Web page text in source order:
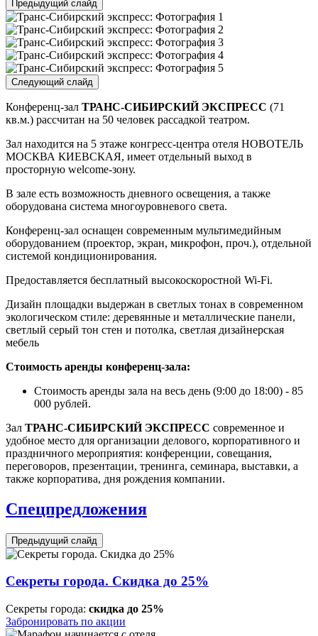
Предыдущий слайд
Следующий слайд
Конференц-зал ТРАНС-СИБИРСКИЙ ЭКСПРЕСС (71
кв.м.) рассчитан на 50 человек рассадкой театром.
Зал находится на 5 этаже конгресс-центра отеля НОВОТЕЛЬ
МОСКВА КИЕВСКАЯ, имеет отдельный выход в
просторную welcome-зону.
В зале есть возможность дневного освещения, а также
оборудована система многоуровневого света.
Конференц-зал оснащен современным мультимедийным
оборудованием (проектор, экран, микрофон, проч.), отдельной
системой кондиционирования.
Предоставляется бесплатный высокоскоростной Wi-Fi.
Дизайн площадки выдержан в светлых тонах в современном
экологическом стиле: деревянные и металлические панели,
светлый серый тон стен и потолка, светлая дизайнерская
мебель
Стоимость аренды конференц-зала:
Стоимость аренды зала на весь день (9:00 до 18:00) - 85
000 рублей.
Зал ТРАНС-СИБИРСКИЙ ЭКСПРЕСС современное и
удобное место для организации делового, корпоративного и
праздничного мероприятия: конференции, совещания,
переговоров, презентации, тренинга, семинара, выставки, а
также корпоратива, дня рождения компании.
Спецпредложения
Предыдущий слайд
Секреты города. Скидка до 25%
Секреты города: скидка до 25%
Забронировать по акции